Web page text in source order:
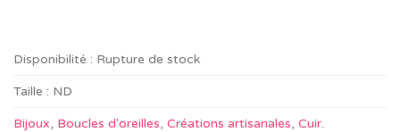
Disponibilité : Rupture de stock
Taille : ND
Bijoux, Boucles d'oreilles, Créations artisanales, Cuir.